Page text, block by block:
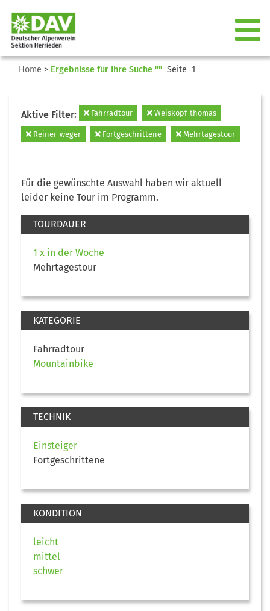
Home > Ergebnisse für Ihre Suche "" Seite 1
Aktive Filter: Fahrradtour Weiskopf-thomas
Reiner-weger Fortgeschrittene Mehrtagestour
Für die gewünschte Auswahl haben wir aktuell
leider keine Tour im Programm.
TOURDAUER
1 x in der Woche
Mehrtagestour
KATEGORIE
Fahrradtour
Mountainbike
TECHNIK
Einsteiger
Fortgeschrittene
KONDITION
leicht
mittel
schwer